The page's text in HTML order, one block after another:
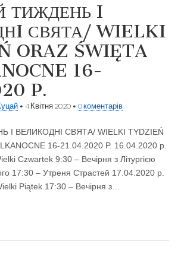
ТИЖДЕНЬ I
СВЯТА/ WIELKI
ORAZ ŚWIĘTA
16-
P.
• 4 Квітня 2020 • 0 коментарів
I ВЕЛИКОДНI СВЯТА/ WIELKI TYDZIEŃ
16-21.04.2020 P. 16.04.2020 р.
Czwartek 9:30 – Вечірня з Літургією
17:30 – Утреня Cтрастей 17.04.2020 р.
Piątek 17:30 – Вечірня з…